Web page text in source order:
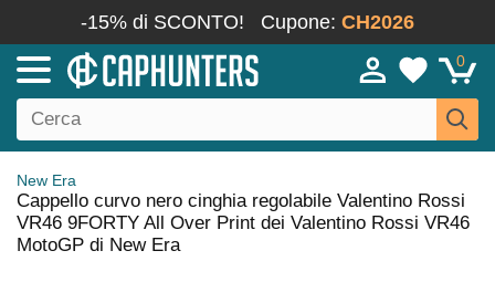
-15% di SCONTO! Cupone: CH2026
0
New Era
Cappello curvo nero cinghia regolabile Valentino Rossi
VR46 9FORTY All Over Print dei Valentino Rossi VR46
MotoGP di New Era